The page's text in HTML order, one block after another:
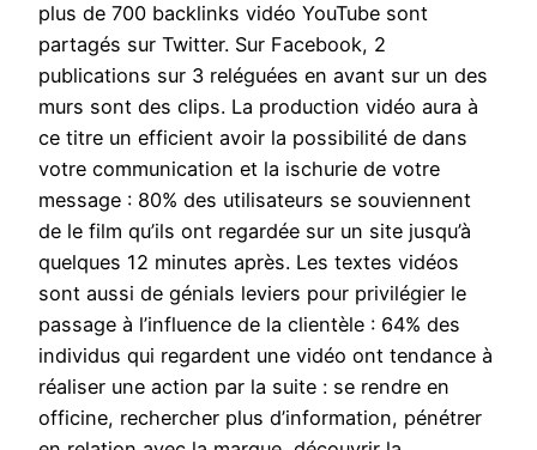
plus de 700 backlinks vidéo YouTube sont
partagés sur Twitter. Sur Facebook, 2
publications sur 3 reléguées en avant sur un des
murs sont des clips. La production vidéo aura à
ce titre un efficient avoir la possibilité de dans
votre communication et la ischurie de votre
message : 80% des utilisateurs se souviennent
de le film qu’ils ont regardée sur un site jusqu’à
quelques 12 minutes après. Les textes vidéos
sont aussi de génials leviers pour privilégier le
passage à l’influence de la clientèle : 64% des
individus qui regardent une vidéo ont tendance à
réaliser une action par la suite : se rendre en
officine, rechercher plus d’information, pénétrer